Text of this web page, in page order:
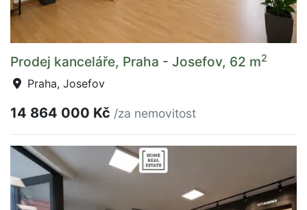
Prodej kanceláře, Praha - Josefov, 62 m2
Praha, Josefov
14 864 000 Kč /za nemovitost